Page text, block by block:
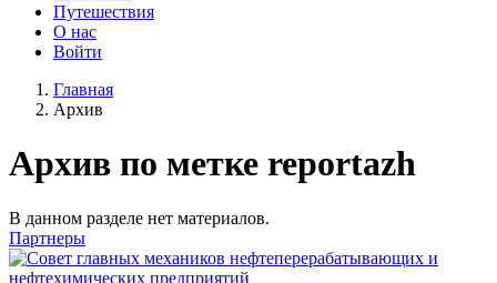
Путешествия
О нас
Войти
Главная
Архив
Архив по метке reportazh
В данном разделе нет материалов.
Партнеры